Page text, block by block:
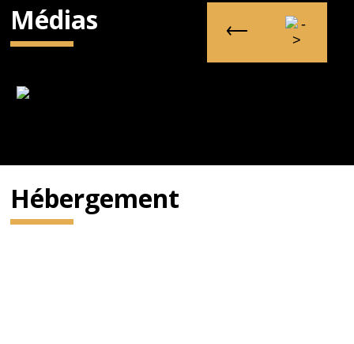
Médias
Hébergement